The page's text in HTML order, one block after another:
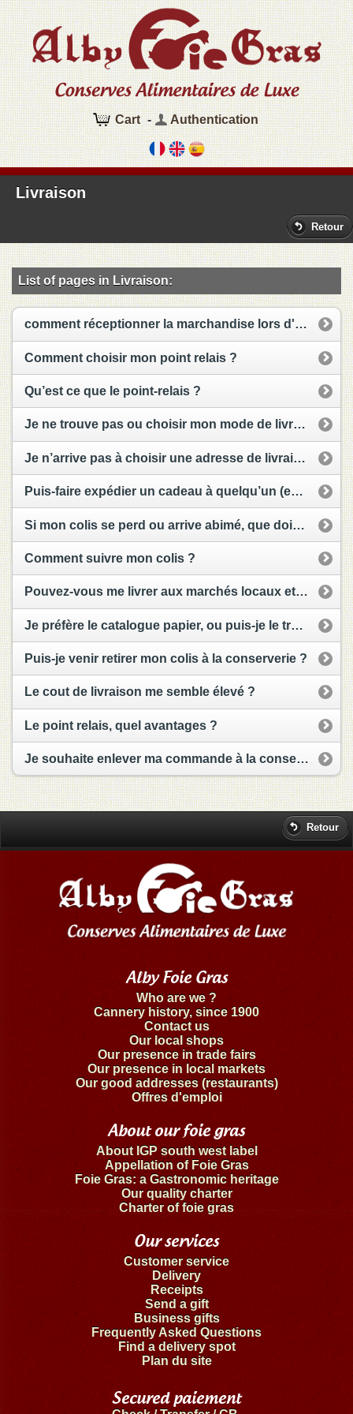
Cart - Authentication
Livraison
Retour
List of pages in Livraison:
comment réceptionner la marchandise lors d'une livraison
Comment choisir mon point relais ?
Qu’est ce que le point-relais ?
Je ne trouve pas ou choisir mon mode de livraison ?
Je n’arrive pas à choisir une adresse de livraison distincte ?
Puis-faire expédier un cadeau à quelqu’un (expédier à un tiers)
Si mon colis se perd ou arrive abimé, que dois-je faire ?
Comment suivre mon colis ?
Pouvez-vous me livrer aux marchés locaux et foires nationales ?
Je préfère le catalogue papier, ou puis-je le trouver ?
Puis-je venir retirer mon colis à la conserverie ?
Le cout de livraison me semble élevé ?
Le point relais, quel avantages ?
Je souhaite enlever ma commande à la conserverie. Mais je ne trouve pas le moyen de le faire ?
Retour
Alby Foie Gras
Who are we ?
Cannery history, since 1900
Contact us
Our local shops
Our presence in trade fairs
Our presence in local markets
Our good addresses (restaurants)
Offres d'emploi
About our foie gras
About IGP south west label
Appellation of Foie Gras
Foie Gras: a Gastronomic heritage
Our quality charter
Charter of foie gras
Our services
Customer service
Delivery
Receipts
Send a gift
Business gifts
Frequently Asked Questions
Find a delivery spot
Plan du site
Secured paiement